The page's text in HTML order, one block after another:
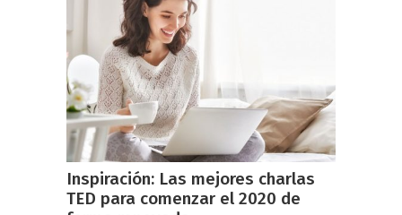
Inspiración: Las mejores charlas
TED para comenzar el 2020 de